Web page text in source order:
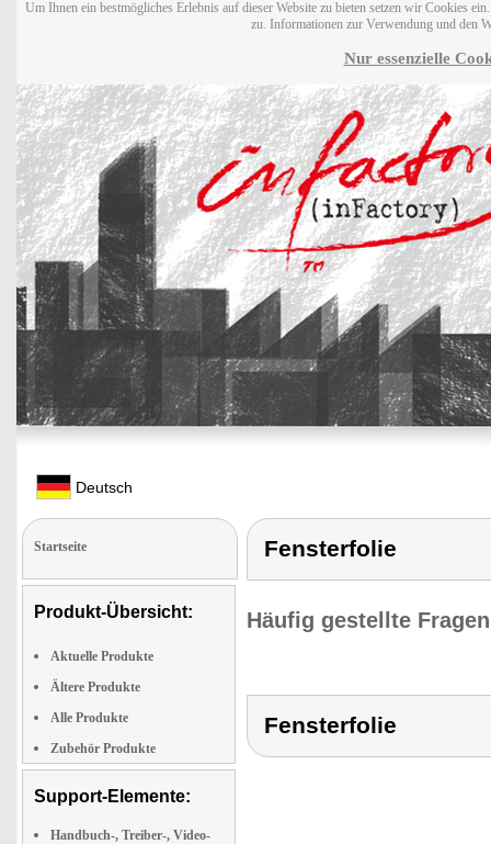
Um Ihnen ein bestmögliches Erlebnis auf dieser Website zu bieten setzen wir Cookies
zu. Informationen zur Verwendung und den
Nur essenzielle
Deutsch
Startseite
Produkt-Übersicht:
Aktuelle Produkte
Ältere Produkte
Alle Produkte
Zubehör Produkte
Support-Elemente:
Handbuch-, Treiber-, Video-
Fensterfolie
Häufig gestellte
Fensterfolie